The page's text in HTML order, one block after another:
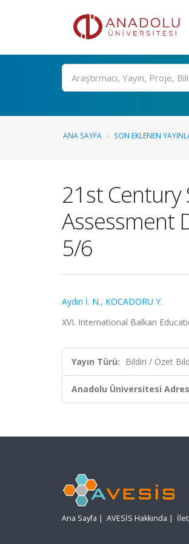
Ara
ANA SAYFA SON EKLENEN
21st Century
Assessment
5/6
Aydın İ. N., KOCADORU Y.
XVI. International Balkan
Yayın Türü: Bildiri / Özet
Anadolu Üniversitesi
Ana Sayfa | AVESİS Hakkında |